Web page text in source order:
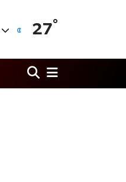
27°